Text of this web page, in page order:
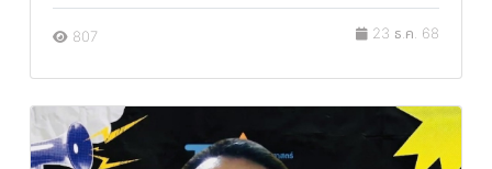
807 23 ธ.ค. 68